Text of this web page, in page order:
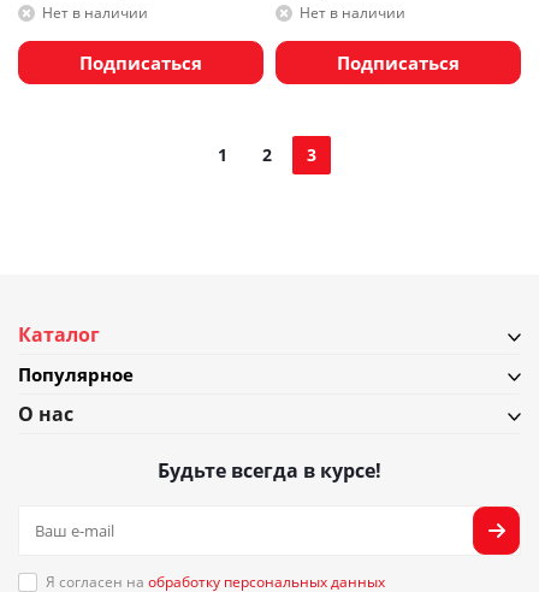
Нет в наличии
Подписаться
Нет в наличии
Подписаться
1 2 3
Каталог
Популярное
О нас
Будьте всегда в курсе!
Я согласен на обработку персональных данных